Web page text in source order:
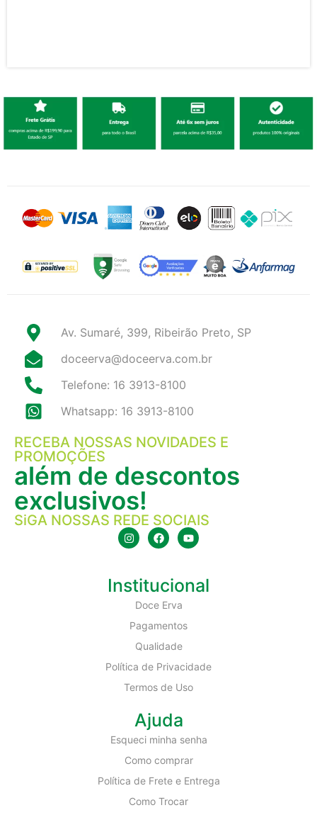
Av. Sumaré, 399, Ribeirão Preto, SP
doceerva@doceerva.com.br
Telefone: 16 3913-8100
Whatsapp: 16 3913-8100
RECEBA NOSSAS NOVIDADES E
PROMOÇÕES
além de descontos
exclusivos!
SiGA NOSSAS REDE SOCIAIS
Institucional
Doce Erva
Pagamentos
Qualidade
Política de Privacidade
Termos de Uso
Ajuda
Esqueci minha senha
Como comprar
Política de Frete e Entrega
Como Trocar